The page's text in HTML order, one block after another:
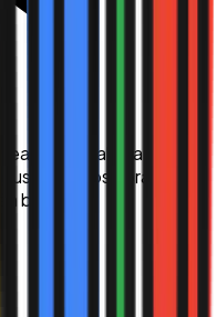
y hasta ahora ha sido
que los horarios
bien pr...